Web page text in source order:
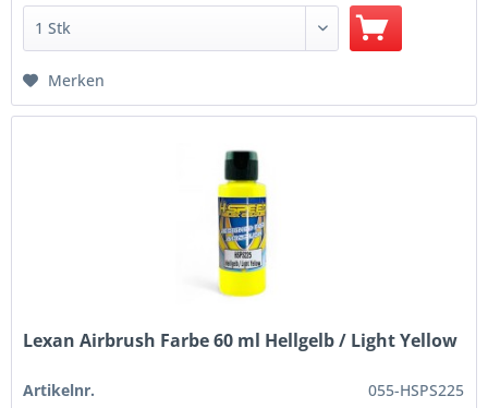
Merken
Lexan Airbrush Farbe 60 ml Hellgelb / Light Yellow
Artikelnr. 055-HSPS225